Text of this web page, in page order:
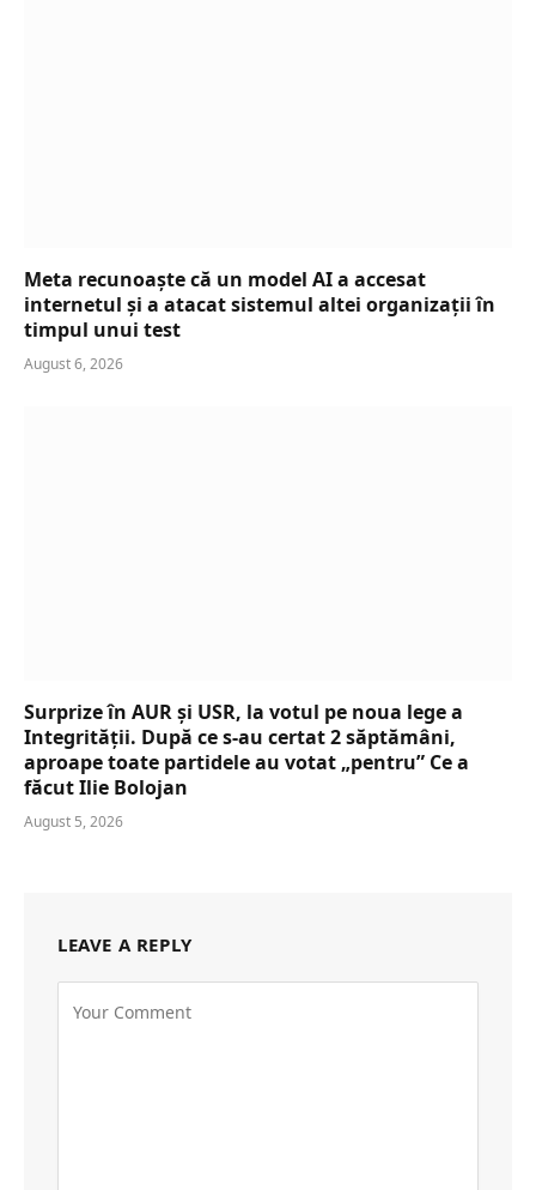
Meta recunoaște că un model AI a accesat
internetul și a atacat sistemul altei organizații în
timpul unui test
August 6, 2026
Surprize în AUR și USR, la votul pe noua lege a
Integrității. După ce s-au certat 2 săptămâni,
aproape toate partidele au votat „pentru” Ce a
făcut Ilie Bolojan
August 5, 2026
LEAVE A REPLY